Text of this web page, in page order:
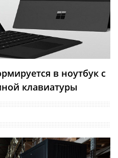
в ноутбук с
клавиатуры